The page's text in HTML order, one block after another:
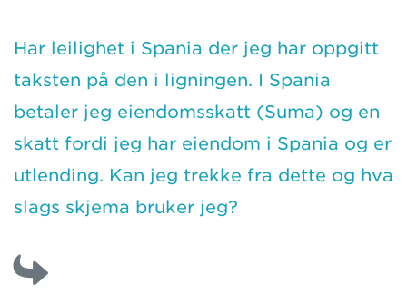
Har leilighet i Spania der jeg har oppgitt
taksten på den i ligningen. I Spania
betaler jeg eiendomsskatt (Suma) og en
skatt fordi jeg har eiendom i Spania og er
utlending. Kan jeg trekke fra dette og hva
slags skjema bruker jeg?